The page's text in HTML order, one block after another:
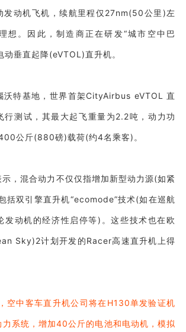
发动机飞机，续航里程仅27nm(50公里)左
想。因此，制造商正在研发“城市空中巴
垂直起降(eVTOL)直升机。
沃特基地，世界首架CityAirbus eVTOL 直
行测试，其最大起飞重量为2.2吨，动力功
公斤(880磅)载荷(约4名乘客)。
，混合动力不仅仅指增加新型动力源(如紧
括双引擎直升机“ecomode”技术(如在巡航
发动机的经济性启停等)。这些技术也在欧
Sky)2计划开发的Racer高速直升机上得
空中客车直升机公司将在H130单发验证机
力系统，增加40公斤的电池和电动机，模拟